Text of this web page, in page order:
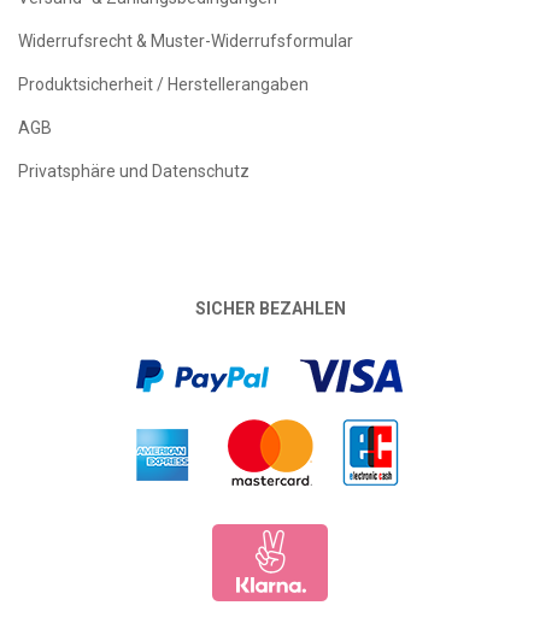
Widerrufsrecht & Muster-Widerrufsformular
Produktsicherheit / Herstellerangaben
AGB
Privatsphäre und Datenschutz
SICHER BEZAHLEN